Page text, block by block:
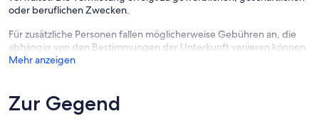
Ihre Fahrräder können Sie hinten auf dem Hof abstellen und für
Ihren PKW ist ein Parkplatz reserviert.
Zum feinsandigen Strand kommen Sie in 250 Metern. Der nächste
oder auch in einen der langjährigen Restaurants genüsslich speisen.
oder beruflichen Zwecken.
Für zusätzliche Personen fallen möglicherweise Gebühren an, die
abhängig von den Bestimmungen der Unterkunft variieren können.
Mehr anzeigen
Zur Gegend